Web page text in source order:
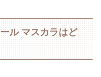
ル マスカラはど